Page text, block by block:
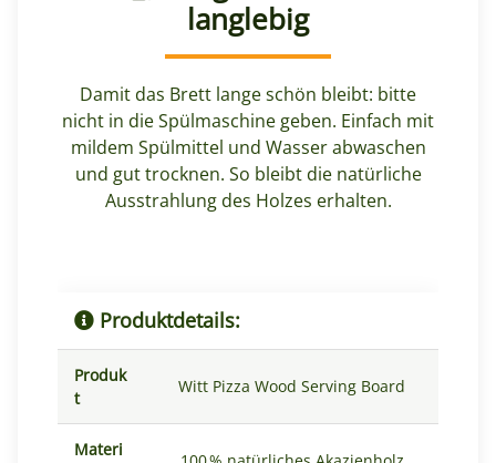
langlebig
Damit das Brett lange schön bleibt: bitte
nicht in die Spülmaschine geben. Einfach mit
mildem Spülmittel und Wasser abwaschen
und gut trocknen. So bleibt die natürliche
Ausstrahlung des Holzes erhalten.
Produktdetails:
Produk
t
Witt Pizza Wood Serving Board
Materi